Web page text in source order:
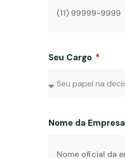
Seu Cargo
Nome da Empresa